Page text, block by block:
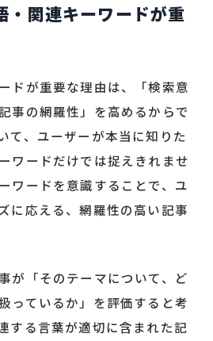
・関連キーワードが重
ドが重要な理由は、「検索意
事の網羅性」を高めるからで
て、ユーザーが本当に知りた
ワードだけでは捉えきれませ
ワードを意識することで、ユ
に応える、網羅性の高い記事
が「そのテーマについて、ど
っているか」を評価すると考
する言葉が適切に含まれた記